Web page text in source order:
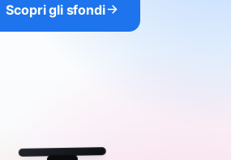
Scopri gli sfondi